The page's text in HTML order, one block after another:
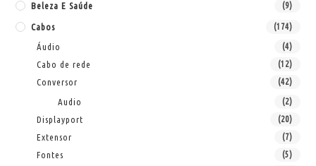
Beleza E Saúde (9)
Cabos (174)
Áudio (4)
Cabo de rede (12)
Conversor (42)
Audio (2)
Displayport (20)
Extensor (7)
Fontes (5)